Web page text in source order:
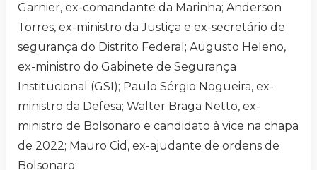
Garnier, ex-comandante da Marinha; Anderson
Torres, ex-ministro da Justiça e ex-secretário de
segurança do Distrito Federal; Augusto Heleno,
ex-ministro do Gabinete de Segurança
Institucional (GSI); Paulo Sérgio Nogueira, ex-
ministro da Defesa; Walter Braga Netto, ex-
ministro de Bolsonaro e candidato à vice na chapa
de 2022; Mauro Cid, ex-ajudante de ordens de
Bolsonaro;